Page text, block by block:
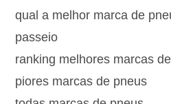
qual a melhor marca de
passeio
ranking melhores marcas
piores marcas de pneus